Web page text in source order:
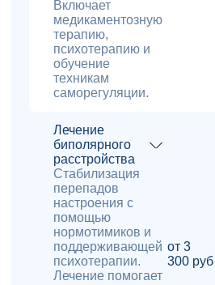
Включает
медикаментозную
терапию,
психотерапию и
обучение
техникам
саморегуляции.
Лечение
биполярного
расстройства
Стабилизация
перепадов
настроения с
помощью
нормотимиков и
поддерживающей
психотерапии.
Лечение помогает
от 3
300 руб